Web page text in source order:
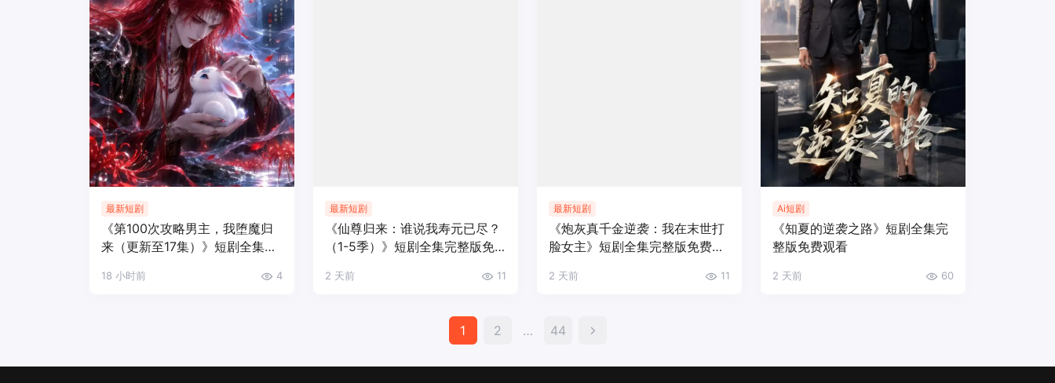
最新短剧
《第100次攻略男主，我堕魔归
来（更新至17集）》短剧全集完
18 小时前 4
最新短剧
《仙尊归来：谁说我寿元已尽？
（1-5季）》短剧全集完整版免
2 天前 11
最新短剧
《炮灰真千金逆袭：我在末世打
脸女主》短剧全集完整版免费观
2 天前 11
Ai短剧
《知夏的逆袭之路》短剧全集完
整版免费观看
2 天前 60
文
章
1 2 … 44